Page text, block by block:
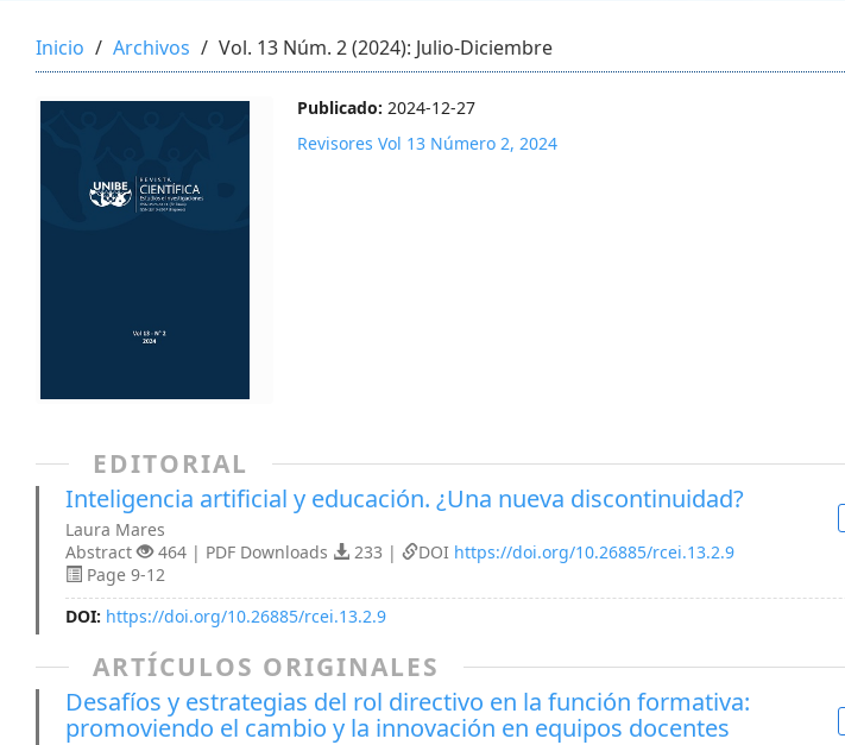
Inicio Archivos Vol. 13 Núm. 2 (2024): Julio-Diciembre
Publicado: 2024-12-27
Revisores Vol 13 Número 2, 2024
EDITORIAL
Inteligencia artificial y educación. ¿Una nueva discontinuidad?
Laura Mares
Abstract
464 | PDF Downloads 233 | DOI https://doi.org/10.26885/rcei.13.2.9
Page 9-12
DOI: https://doi.org/10.26885/rcei.13.2.9
ARTÍCULOS ORIGINALES
Desafíos y estrategias del rol directivo en la función formativa:
promoviendo el cambio y la innovación en equipos docentes